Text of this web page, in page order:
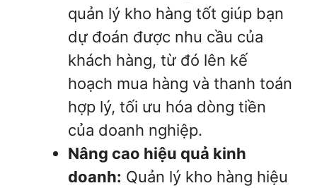
quản lý kho hàng tốt giúp bạn
dự đoán được nhu cầu của
khách hàng, từ đó lên kế
hoạch mua hàng và thanh toán
hợp lý, tối ưu hóa dòng tiền
của doanh nghiệp.
Nâng cao hiệu quả kinh
doanh: Quản lý kho hàng hiệu